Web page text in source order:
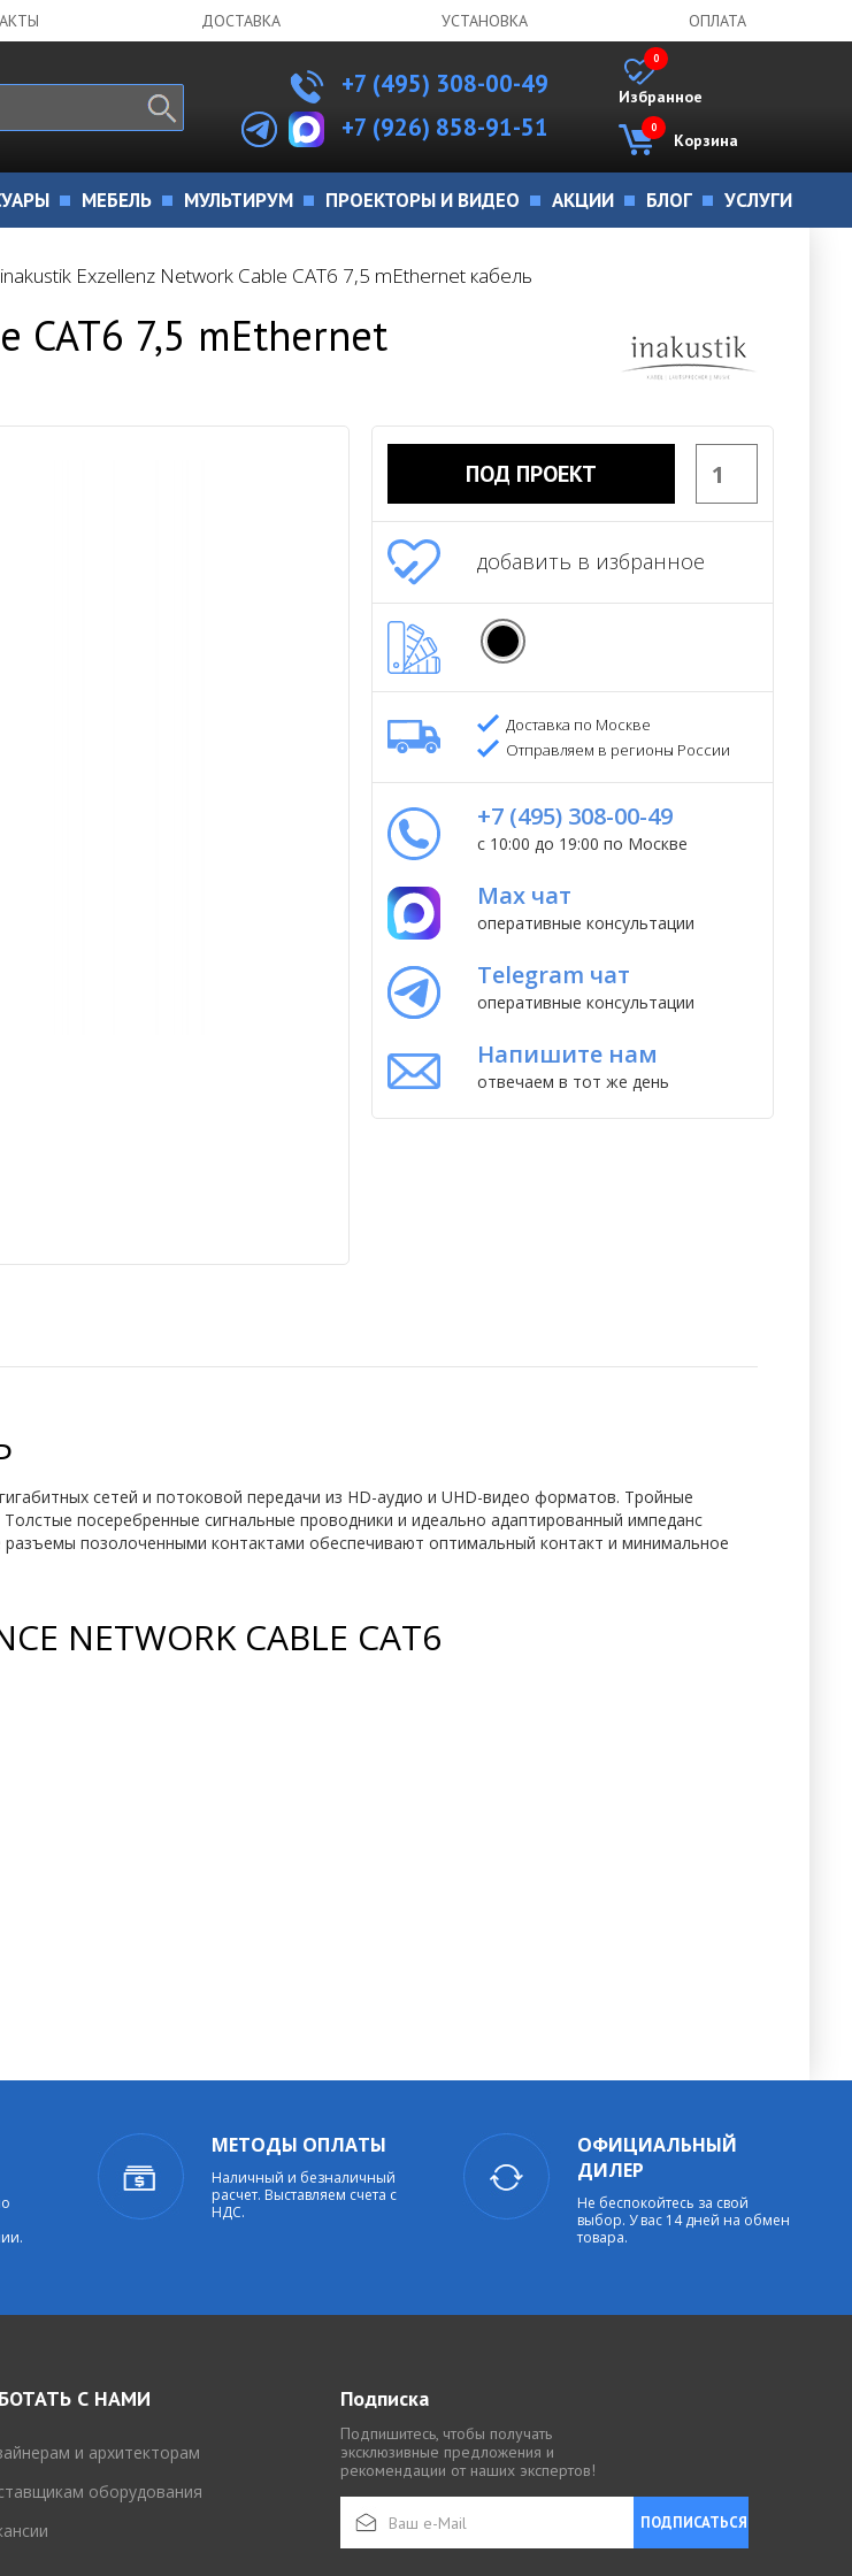
ДОСТАВКА УСТАНОВКА ОПЛАТА
+7 (495) 308-00-49
+7 (926) 858-91-51
Избранное
0
Корзина
0
МЕБЕЛЬ МУЛЬТИРУМ ПРОЕКТОРЫ И ВИДЕО АКЦИИ БЛОГ УСЛУГИ
inakustik Exzellenz Network Cable CAT6 7,5 mEthernet кабель
CAT6 7,5 mEthernet
ПОД ПРОЕКТ
добавить в избранное
Доставка по Москве
Отправляем в регионы России
+7 (495) 308-00-49
с 10:00 до 19:00 по Москве
Max чат
оперативные консультации
Telegram чат
оперативные консультации
Напишите нам
отвечаем в тот же день
сетей и потоковой передачи из HD-аудио и UHD-видео форматов. Тройные
посеребренные сигнальные проводники и идеально адаптированный импеданс
позолоченными контактами обеспечивают оптимальный контакт и минимальное
NETWORK CABLE CAT6
МЕТОДЫ ОПЛАТЫ
Наличный и безналичный
расчет. Выставляем счета с
НДС.
ОФИЦИАЛЬНЫЙ
ДИЛЕР
Не беспокойтесь за свой
выбор. У вас 14 дней на обмен
товара.
С НАМИ
и архитекторам
оборудования
Подписка
Подпишитесь, чтобы получать
эксклюзивные предложения и
рекомендации от наших экспертов!
ПОДПИСАТЬСЯ